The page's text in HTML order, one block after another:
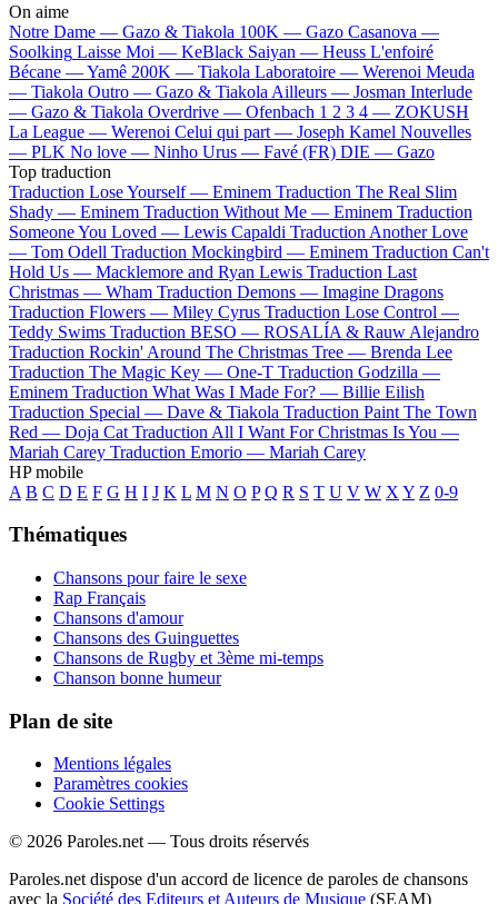
On aime
Notre Dame — Gazo & Tiakola 100K — Gazo Casanova —
Soolking Laisse Moi — KeBlack Saiyan — Heuss L'enfoiré
Bécane —Yamê 200K — Tiakola Laboratoire — Werenoi Meuda
— Tiakola Outro — Gazo & Tiakola Ailleurs — Josman Interlude
— Gazo & Tiakola Overdrive — Ofenbach 1 2 3 4 — ZOKUSH
La League — Werenoi Celui qui part — Joseph Kamel Nouvelles
— PLK No love — Ninho Urus — Favé (FR) DIE — Gazo
Top traduction
Traduction Lose Yourself — Eminem Traduction The Real Slim
Shady — Eminem Traduction Without Me — Eminem Traduction
Someone You Loved — Lewis Capaldi Traduction Another Love
— Tom Odell Traduction Mockingbird — Eminem Traduction Can't
Hold Us — Macklemore and Ryan Lewis Traduction Last
Christmas — Wham Traduction Demons — Imagine Dragons
Traduction Flowers — Miley Cyrus Traduction Lose Control —
Teddy Swims Traduction BESO — ROSALÍA & Rauw Alejandro
Traduction Rockin' Around The Christmas Tree — Brenda Lee
Traduction The Magic Key — One-T Traduction Godzilla —
Eminem Traduction What Was I Made For? — Billie Eilish
Traduction Special — Dave & Tiakola Traduction Paint The Town
Red — Doja Cat Traduction All I Want For Christmas Is You —
Mariah Carey Traduction Emorio — Mariah Carey
HP mobile
A B C D E F G H I J K L M N O P Q R S T U V W X Y Z 0-9
Thématiques
Chansons pour faire le sexe
Rap Français
Chansons d'amour
Chansons des Guinguettes
Chansons de Rugby et 3ème mi-temps
Chanson bonne humeur
Plan de site
Mentions légales
Paramètres cookies
Cookie Settings
© 2026 Paroles.net — Tous droits réservés
Paroles.net dispose d'un accord de licence de paroles de chansons
avec la Société des Editeurs et Auteurs de Musique (SEAM)